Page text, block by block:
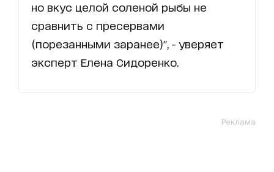
но вкус целой соленой рыбы не
сравнить с пресервами
(порезанными заранее)", - уверяет
эксперт Елена Сидоренко.
Реклама